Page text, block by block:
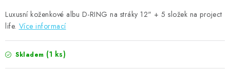
Luxusní koženkové albu D-RING na stráky 12" + 5 složek na project
life. Více informací
Skladem (1 ks)